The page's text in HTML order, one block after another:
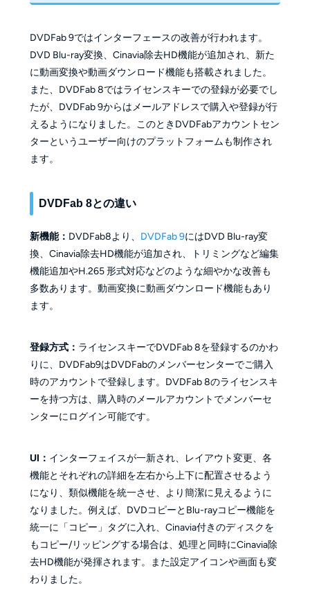
DVDFab 9ではインターフェースの改善が行われます。
DVD Blu-ray変換、Cinavia除去HD機能が追加され、新た
に動画変換や動画ダウンロード機能も搭載されました。
また、DVDFab 8ではライセンスキーでの登録が必要でし
たが、DVDFab 9からはメールアドレスで購入や登録が行
えるようになりました。このときDVDFabアカウントセン
ターというユーザー向けのプラットフォームも制作され
ます。
DVDFab 8との違い
新機能： DVDFab8より、 DVDFab 9にはDVD Blu-ray変
換、Cinavia除去HD機能が追加され、トリミングなど編集
機能追加やH.265 形式対応などのような細やかな改善も
多数あります。動画変換に動画ダウンロード機能もあり
ます。
登録方式： ライセンスキーでDVDFab 8を登録するのかわ
りに、DVDFab9はDVDFabのメンバーセンターでご購入
時のアカウントで登録します。DVDFab 8のライセンスキ
ーを持つ方は、購入時のメールアカウントでメンバーセ
ンターにログイン可能です。
UI： インターフェイスが一新され、レイアウト変更、各
機能とそれぞれの詳細を左右から上下に配置させるよう
になり、類似機能を統一させ、より簡潔に見えるように
なりました。例えば、DVDコピーとBlu-rayコピー機能を
統一に「コピー」タグに入れ、Cinavia付きのディスクを
もコピー/リッピングする場合は、処理と同時にCinavia除
去HD機能が発揮されます。また設定アイコンや画面も変
わりました。